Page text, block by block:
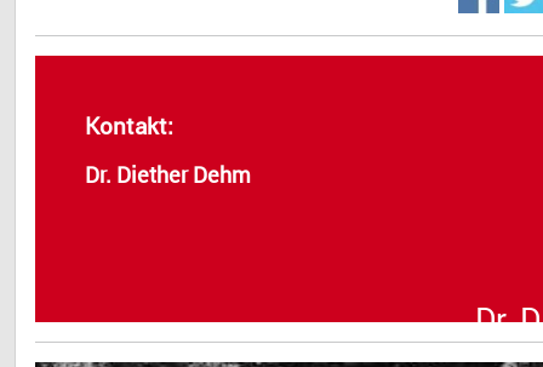
Dr.
Kontakt:
Dr. Diether Dehm